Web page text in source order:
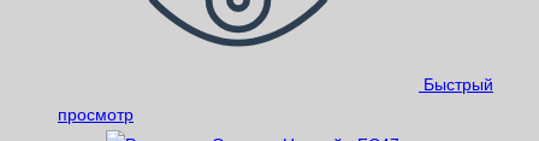
Быстрый
просмотр